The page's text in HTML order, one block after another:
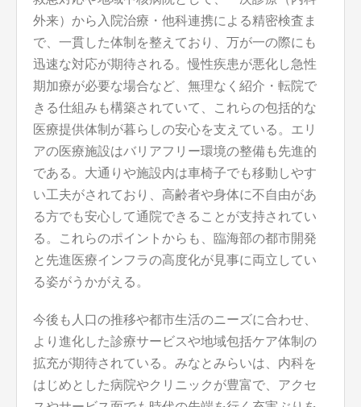
外来）から入院治療・他科連携による精密検査ま
で、一貫した体制を整えており、万が一の際にも
迅速な対応が期待される。慢性疾患が悪化し急性
期加療が必要な場合など、無理なく紹介・転院で
きる仕組みも構築されていて、これらの包括的な
医療提供体制が暮らしの安心を支えている。エリ
アの医療施設はバリアフリー環境の整備も先進的
である。大通りや施設内は車椅子でも移動しやす
い工夫がされており、高齢者や身体に不自由があ
る方でも安心して通院できることが支持されてい
る。これらのポイントからも、臨海部の都市開発
と先進医療インフラの高度化が見事に両立してい
る姿がうかがえる。
今後も人口の推移や都市生活のニーズに合わせ、
より進化した診療サービスや地域包括ケア体制の
拡充が期待されている。みなとみらいは、内科を
はじめとした病院やクリニックが豊富で、アクセ